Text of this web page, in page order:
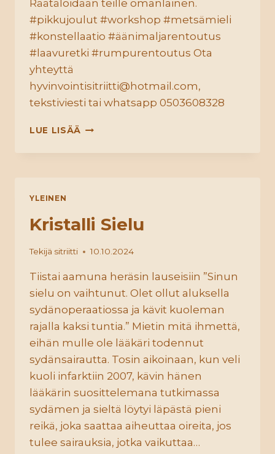
Räätälöidään teille omanlainen.
#pikkujoulut #workshop #metsämieli
#konstellaatio #äänimaljarentoutus
#laavuretki #rumpurentoutus Ota
yhteyttä
hyvinvointisitriitti@hotmail.com,
tekstiviesti tai whatsapp 0503608328
LUE LISÄÄ PIKKUJOULUT
YLEINEN
Kristalli Sielu
Tekijä sitriitti 10.10.2024
Tiistai aamuna heräsin lauseisiin ”Sinun
sielu on vaihtunut. Olet ollut aluksella
sydänoperaatiossa ja kävit kuoleman
rajalla kaksi tuntia.” Mietin mitä ihmettä,
eihän mulle ole lääkäri todennut
sydänsairautta. Tosin aikoinaan, kun veli
kuoli infarktiin 2007, kävin hänen
lääkärin suosittelemana tutkimassa
sydämen ja sieltä löytyi läpästä pieni
reikä, joka saattaa aiheuttaa oireita, jos
tulee sairauksia, jotka vaikuttaa…